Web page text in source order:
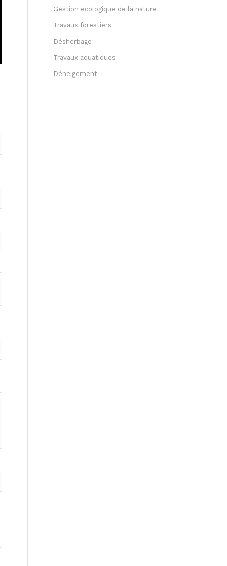
Gestion écologique de la nature
Travaux forestiers
Désherbage
Travaux aquatiques
Déneigement